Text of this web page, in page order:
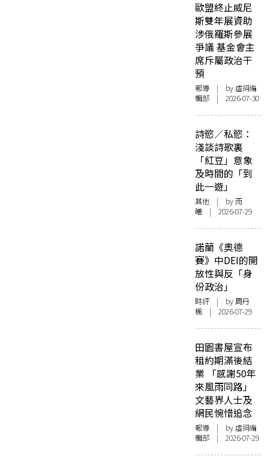
歐盟終止威尼
斯雙年展資助
涉俄羅斯參展
爭議 基金會主
席斥屬政治干
預
報導 | by 虛詞編
輯部 | 2026-07-30
詩慾／私慾：
淺談詩歌裏
「紅豆」意象
及時間的「到
此一遊」
其他 | by 雨
曦 | 2026-07-29
諾蘭《奧德
賽》中DEI的開
放性與反「身
份政治」
時評 | by周丹
楓 | 2026-07-29
田園書屋宣布
租約期滿後結
業 「感謝50年
來風雨同路」
文藝界人士及
網民惋惜追念
報導 | by 虛詞編
輯部 | 2026-07-29